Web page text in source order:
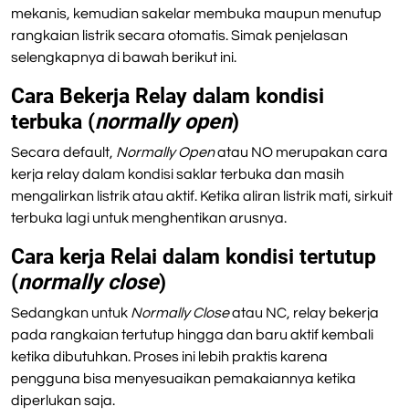
mekanis, kemudian sakelar membuka maupun menutup
rangkaian listrik secara otomatis. Simak penjelasan
selengkapnya di bawah berikut ini.
Cara Bekerja Relay dalam kondisi
terbuka (normally open)
Secara default, Normally Openatau NO merupakan cara
kerja relay dalam kondisi saklar terbuka dan masih
mengalirkan listrik atau aktif. Ketika aliran listrik mati, sirkuit
terbuka lagi untuk menghentikan arusnya.
Cara kerja Relai dalam kondisi tertutup
(normally close)
Sedangkan untuk Normally Closeatau NC, relay bekerja
pada rangkaian tertutup hingga dan baru aktif kembali
ketika dibutuhkan. Proses ini lebih praktis karena
pengguna bisa menyesuaikan pemakaiannya ketika
diperlukan saja.